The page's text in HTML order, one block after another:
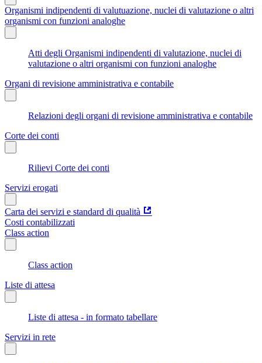
Organismi indipendenti di valutuazione, nuclei di valutazione o altri
organismi con funzioni analoghe
Atti degli Organismi indipendenti di valutazione, nuclei di
valutazione o altri organismi con funzioni analoghe
Organi di revisione amministrativa e contabile
Relazioni degli organi di revisione amministrativa e contabile
Corte dei conti
Rilievi Corte dei conti
Servizi erogati
Carta dei servizi e standard di qualità
Costi contabilizzati
Class action
Class action
Liste di attesa
Liste di attesa - in formato tabellare
Servizi in rete